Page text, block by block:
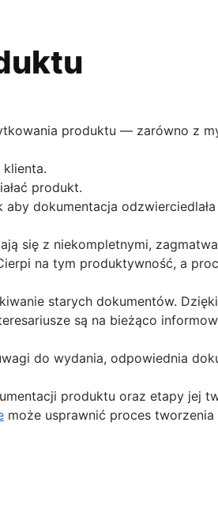
produktu — zarówno z
produkt.
dokumentacja
się z niekompletnymi,
na tym produktywność, a
starych dokumentów.
są na bieżąco
do wydania, odpowiednia
produktu oraz etapy jej
może usprawnić proces tworzenia